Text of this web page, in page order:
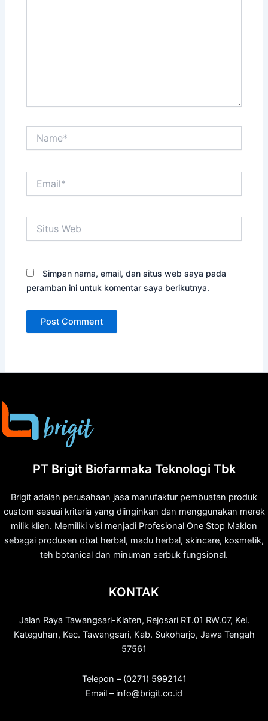
Web
Simpan nama, email, dan situs web saya pada
peramban ini untuk komentar saya berikutnya.
PT Brigit Biofarmaka Teknologi Tbk
Brigit adalah perusahaan jasa manufaktur pembuatan produk
custom sesuai kriteria yang diinginkan dan menggunakan merek
milik klien. Memiliki visi menjadi Profesional One Stop Maklon
sebagai produsen obat herbal, madu herbal, skincare, kosmetik,
teh botanical dan minuman serbuk fungsional.
KONTAK
Jalan Raya Tawangsari-Klaten, Rejosari RT.01 RW.07, Kel.
Kateguhan, Kec. Tawangsari, Kab. Sukoharjo, Jawa Tengah
57561
Telepon – (0271) 5992141
Email – info@brigit.co.id